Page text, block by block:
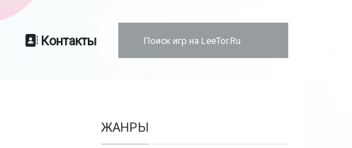
Контакты
ЖАНРЫ